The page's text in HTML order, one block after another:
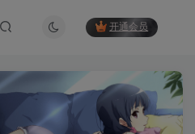
开通会员